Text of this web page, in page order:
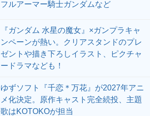
フルアーマー騎士ガンダムなど
『ガンダム 水星の魔女』×ガンプラキャ
ンペーンが熱い。クリアスタンドのプレ
ゼントや描き下ろしイラスト、ピクチャ
ードラマなども！
ゆずソフト『千恋＊万花』が2027年アニ
メ化決定。原作キャスト完全続投、主題
歌はKOTOKOが担当